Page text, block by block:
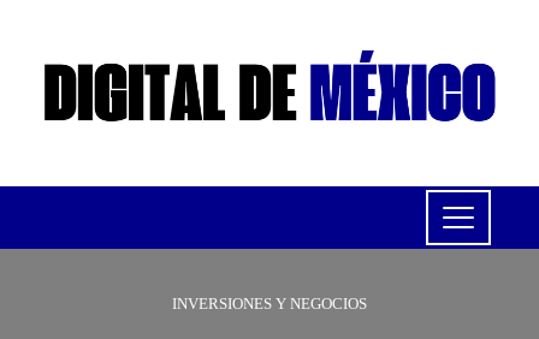
INVERSIONES Y NEGOCIOS